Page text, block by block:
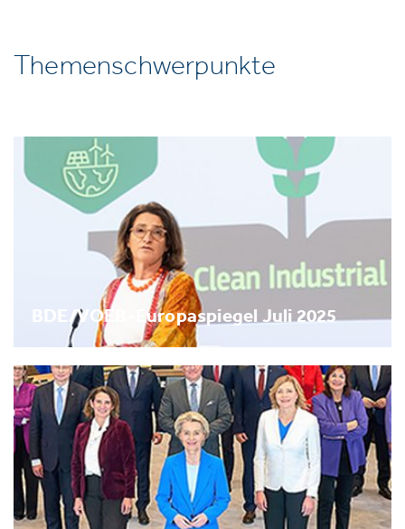
Themenschwerpunkte
BDE/VOEB-Europaspiegel Juli 2025